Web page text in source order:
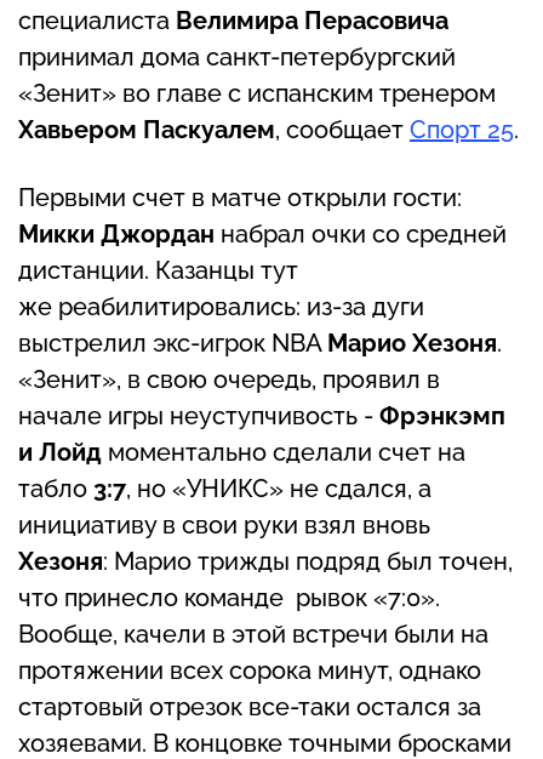
специалиста Велимира Перасовича
принимал дома санкт-петербургский
«Зенит» во главе с испанским тренером
Хавьером Паскуалем, сообщает Спорт 25.
Первыми счет в матче открыли гости:
Микки Джордан набрал очки со средней
дистанции. Казанцы тут
же реабилитировались: из-за дуги
выстрелил экс-игрок NBA Марио Хезоня.
«Зенит», в свою очередь, проявил в
начале игры неуступчивость - Фрэнкэмп
и Лойд моментально сделали счет на
табло 3:7, но «УНИКС» не сдался, а
инициативу в свои руки взял вновь
Хезоня: Марио трижды подряд был точен,
что принесло команде рывок «7:0».
Вообще, качели в этой встречи были на
протяжении всех сорока минут, однако
стартовый отрезок все-таки остался за
хозяевами. В концовке точными бросками